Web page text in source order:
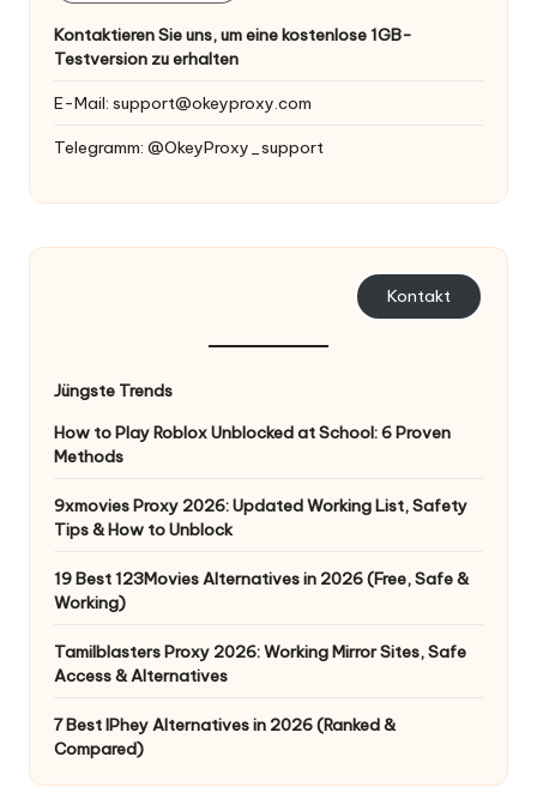
Kontaktieren Sie uns, um eine kostenlose 1GB-
Testversion zu erhalten
E-Mail: support@okeyproxy.com
Telegramm: @OkeyProxy_support
Kontakt
Jüngste Trends
How to Play Roblox Unblocked at School: 6 Proven
Methods
9xmovies Proxy 2026: Updated Working List, Safety
Tips & How to Unblock
19 Best 123Movies Alternatives in 2026 (Free, Safe &
Working)
Tamilblasters Proxy 2026: Working Mirror Sites, Safe
Access & Alternatives
7 Best IPhey Alternatives in 2026 (Ranked &
Compared)